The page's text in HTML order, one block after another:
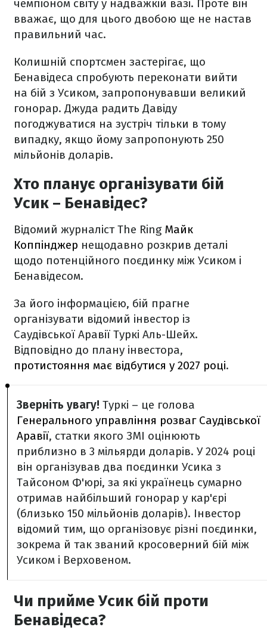
чемпіоном світу у надважкій вазі. Проте він
вважає, що для цього двобою ще не настав
правильний час.
Колишній спортсмен застерігає, що
Бенавідеса спробують переконати вийти
на бій з Усиком, запропонувавши великий
гонорар. Джуда радить Давіду
погоджуватися на зустріч тільки в тому
випадку, якщо йому запропонують 250
мільйонів доларів.
Хто планує організувати бій
Усик – Бенавідес?
Відомий журналіст The Ring Майк
Коппінджер нещодавно розкрив деталі
щодо потенційного поєдинку між Усиком і
Бенавідесом.
За його інформацією, бій прагне
організувати відомий інвестор із
Саудівської Аравії Туркі Аль-Шейх.
Відповідно до плану інвестора,
протистояння має відбутися у 2027 році.
Зверніть увагу! Туркі – це голова
Генерального управління розваг Саудівської
Аравії, статки якого ЗМІ оцінюють
приблизно в 3 мільярди доларів. У 2024 році
він організував два поєдинки Усика з
Тайсоном Ф'юрі, за які українець сумарно
отримав найбільший гонорар у кар'єрі
(близько 150 мільйонів доларів). Інвестор
відомий тим, що організовує різні поєдинки,
зокрема й так званий кросоверний бій між
Усиком і Верховеном.
Чи прийме Усик бій проти
Бенавідеса?